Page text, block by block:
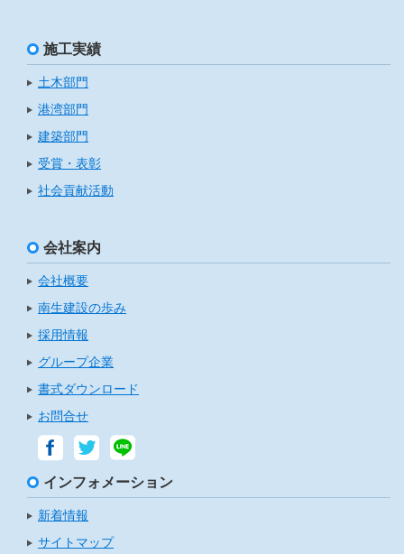
施工実績
土木部門
港湾部門
建築部門
受賞・表彰
社会貢献活動
会社案内
会社概要
南生建設の歩み
採用情報
グループ企業
書式ダウンロード
お問合せ
インフォメーション
新着情報
サイトマップ